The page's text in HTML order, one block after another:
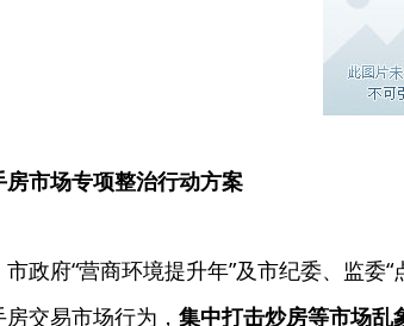
市场专项整治行动方案
政府“营商环境提升年”及市纪委、监委
交易市场行为， 集中打击炒房等市场乱